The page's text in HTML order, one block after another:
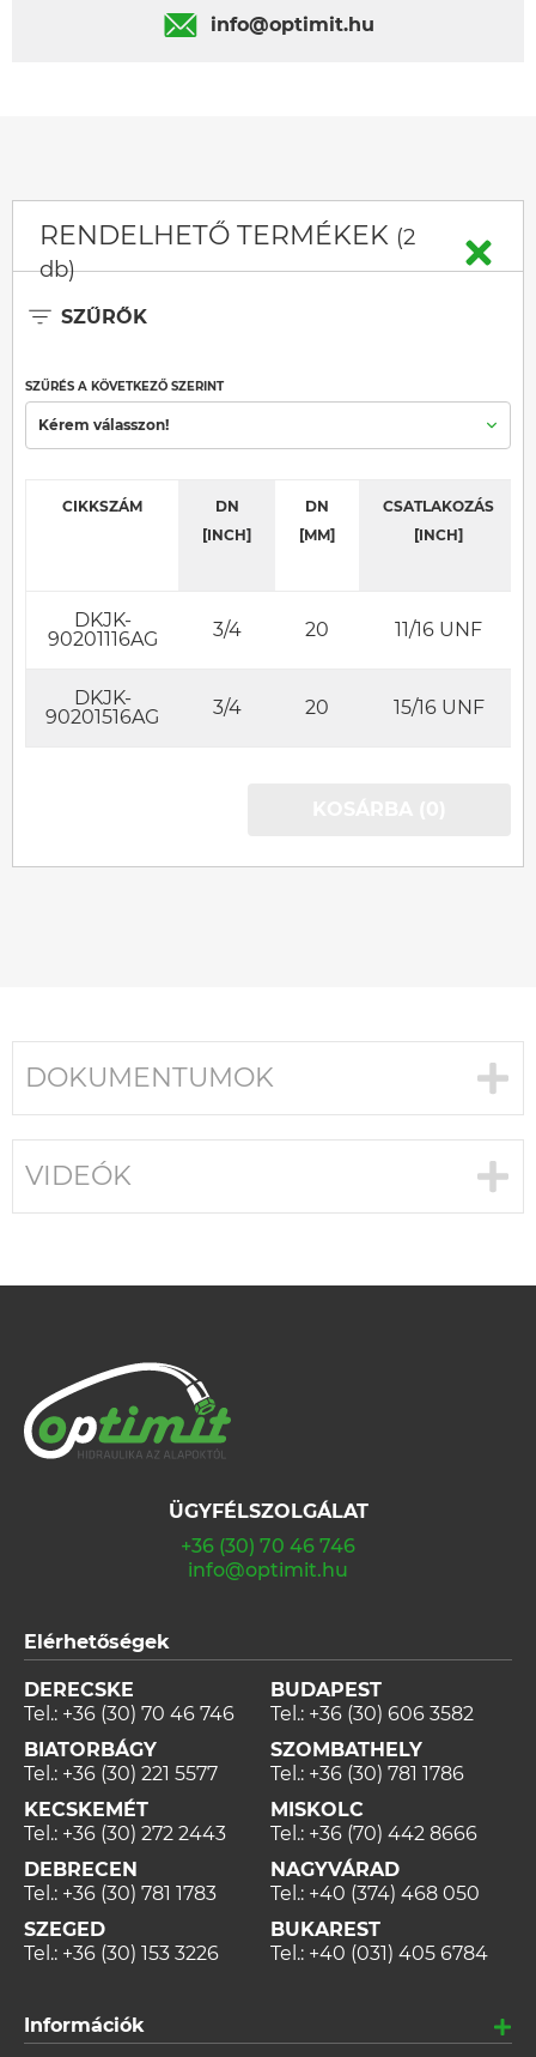
info@optimit.hu
RENDELHETŐ TERMÉKEK (2
db)
SZŰRŐK
SZŰRÉS A KÖVETKEZŐ SZERINT
Kérem válasszon!
CIKKSZÁM
DN
[INCH]
DN
[MM]
CSATLAKOZÁS
[INCH]
DKJK-
90201116AG
3/4 20 11/16 UNF
DKJK-
90201516AG
3/4 20 15/16 UNF
DOKUMENTUMOK
VIDEÓK
ÜGYFÉLSZOLGÁLAT
+36 (30) 70 46 746
info@optimit.hu
Elérhetőségek
DERECSKE
Tel.: +36 (30) 70 46 746
BIATORBÁGY
Tel.: +36 (30) 221 5577
KECSKEMÉT
Tel.: +36 (30) 272 2443
DEBRECEN
Tel.: +36 (30) 781 1783
SZEGED
Tel.: +36 (30) 153 3226
BUDAPEST
Tel.: +36 (30) 606 3582
SZOMBATHELY
Tel.: +36 (30) 781 1786
MISKOLC
Tel.: +36 (70) 442 8666
NAGYVÁRAD
Tel.: +40 (374) 468 050
BUKAREST
Tel.: +40 (031) 405 6784
Információk